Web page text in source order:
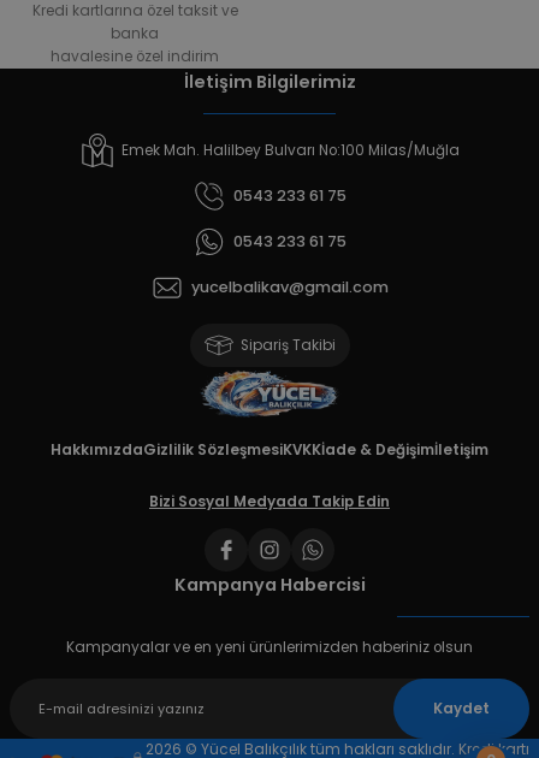
Kredi kartlarına özel taksit ve
banka
havalesine özel indirim
İletişim Bilgilerimiz
Emek Mah. Halilbey Bulvarı No:100 Milas/Muğla
0543 233 61 75
0543 233 61 75
yucelbalikav@gmail.com
Sipariş Takibi
HakkımızdaGizlilik SözleşmesiKVKKİade & Değişimİletişim
Bizi Sosyal Medyada Takip Edin
Kampanya Habercisi
Kampanyalar ve en yeni ürünlerimizden haberiniz olsun
Kaydet
2026 © Yücel Balıkçılık tüm hakları saklıdır. Kredi kartı